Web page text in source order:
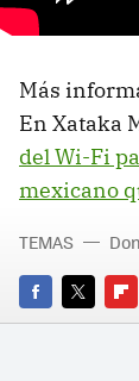
Más
En Xataka
del Wi-Fi
mexicano
FACEBOOK
TWITTER
TEMAS